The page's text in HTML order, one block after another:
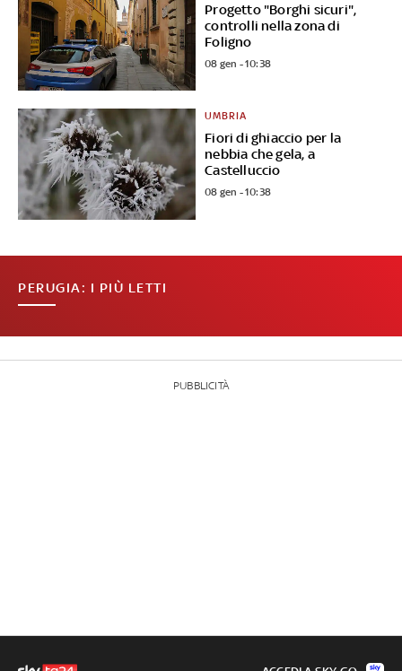
Progetto "Borghi sicuri",
controlli nella zona di
Foligno
08 gen - 10:38
Fiori di ghiaccio per la
nebbia che gela, a
Castelluccio
UMBRIA
08 gen - 10:38
PERUGIA: I PIÙ LETTI
PUBBLICITÀ